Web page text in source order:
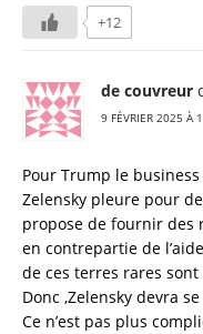
+12
de couvreur
9 FÉVRIER 2025 À
Pour Trump le business
Zelensky pleure pour
propose de fournir des
en contrepartie de
de ces terres rares
Donc ,Zelensky devra
Ce n’est pas plus